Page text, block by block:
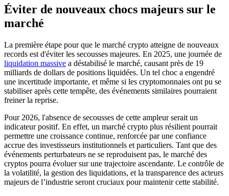
Éviter de nouveaux chocs majeurs sur le
marché
La première étape pour que le marché crypto atteigne de nouveaux
records est d'éviter les secousses majeures. En 2025, une journée de
liquidation massive a déstabilisé le marché, causant près de 19
milliards de dollars de positions liquidées. Un tel choc a engendré
une incertitude importante, et même si les cryptomonnaies ont pu se
stabiliser après cette tempête, des événements similaires pourraient
freiner la reprise.
Pour 2026, l'absence de secousses de cette ampleur serait un
indicateur positif. En effet, un marché crypto plus résilient pourrait
permettre une croissance continue, renforcée par une confiance
accrue des investisseurs institutionnels et particuliers. Tant que des
événements perturbateurs ne se reproduisent pas, le marché des
cryptos pourra évoluer sur une trajectoire ascendante. Le contrôle de
la volatilité, la gestion des liquidations, et la transparence des acteurs
majeurs de l’industrie seront cruciaux pour maintenir cette stabilité.